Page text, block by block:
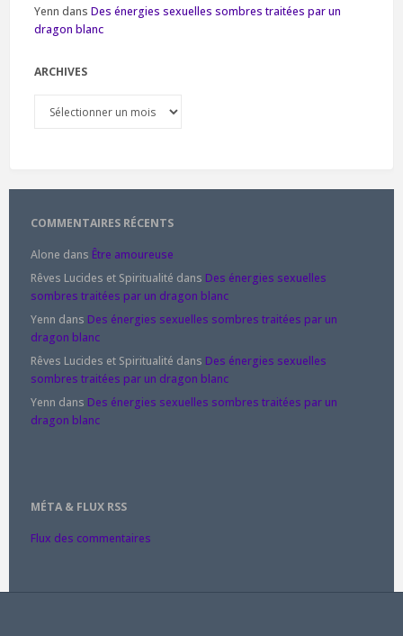
Yenn dans Des énergies sexuelles sombres traitées par un
dragon blanc
ARCHIVES
COMMENTAIRES RÉCENTS
Alone dans Être amoureuse
Rêves Lucides et Spiritualité dans Des énergies sexuelles
sombres traitées par un dragon blanc
Yenn dans Des énergies sexuelles sombres traitées par un
dragon blanc
Rêves Lucides et Spiritualité dans Des énergies sexuelles
sombres traitées par un dragon blanc
Yenn dans Des énergies sexuelles sombres traitées par un
dragon blanc
MÉTA & FLUX RSS
Flux des commentaires